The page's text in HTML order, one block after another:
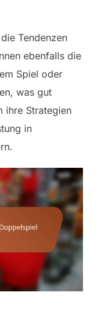
Tendenzen
ebenfalls die
Spiel oder
was gut
ihre Strategien
in